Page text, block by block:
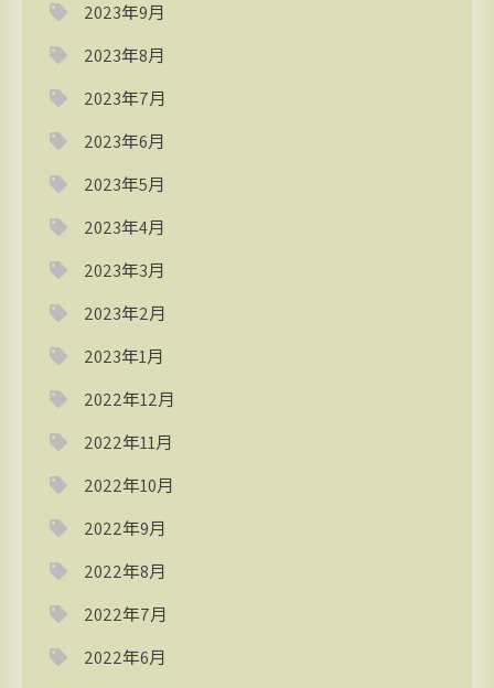
2023年9月
2023年8月
2023年7月
2023年6月
2023年5月
2023年4月
2023年3月
2023年2月
2023年1月
2022年12月
2022年11月
2022年10月
2022年9月
2022年8月
2022年7月
2022年6月